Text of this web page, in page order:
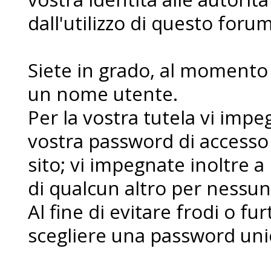
dall'utilizzo di questo
Siete in grado, al
un nome utente.
Per la vostra tutela vi
vostra password di
sito; vi impegnate inoltre
di qualcun altro per
Al fine di evitare frodi o
scegliere una password